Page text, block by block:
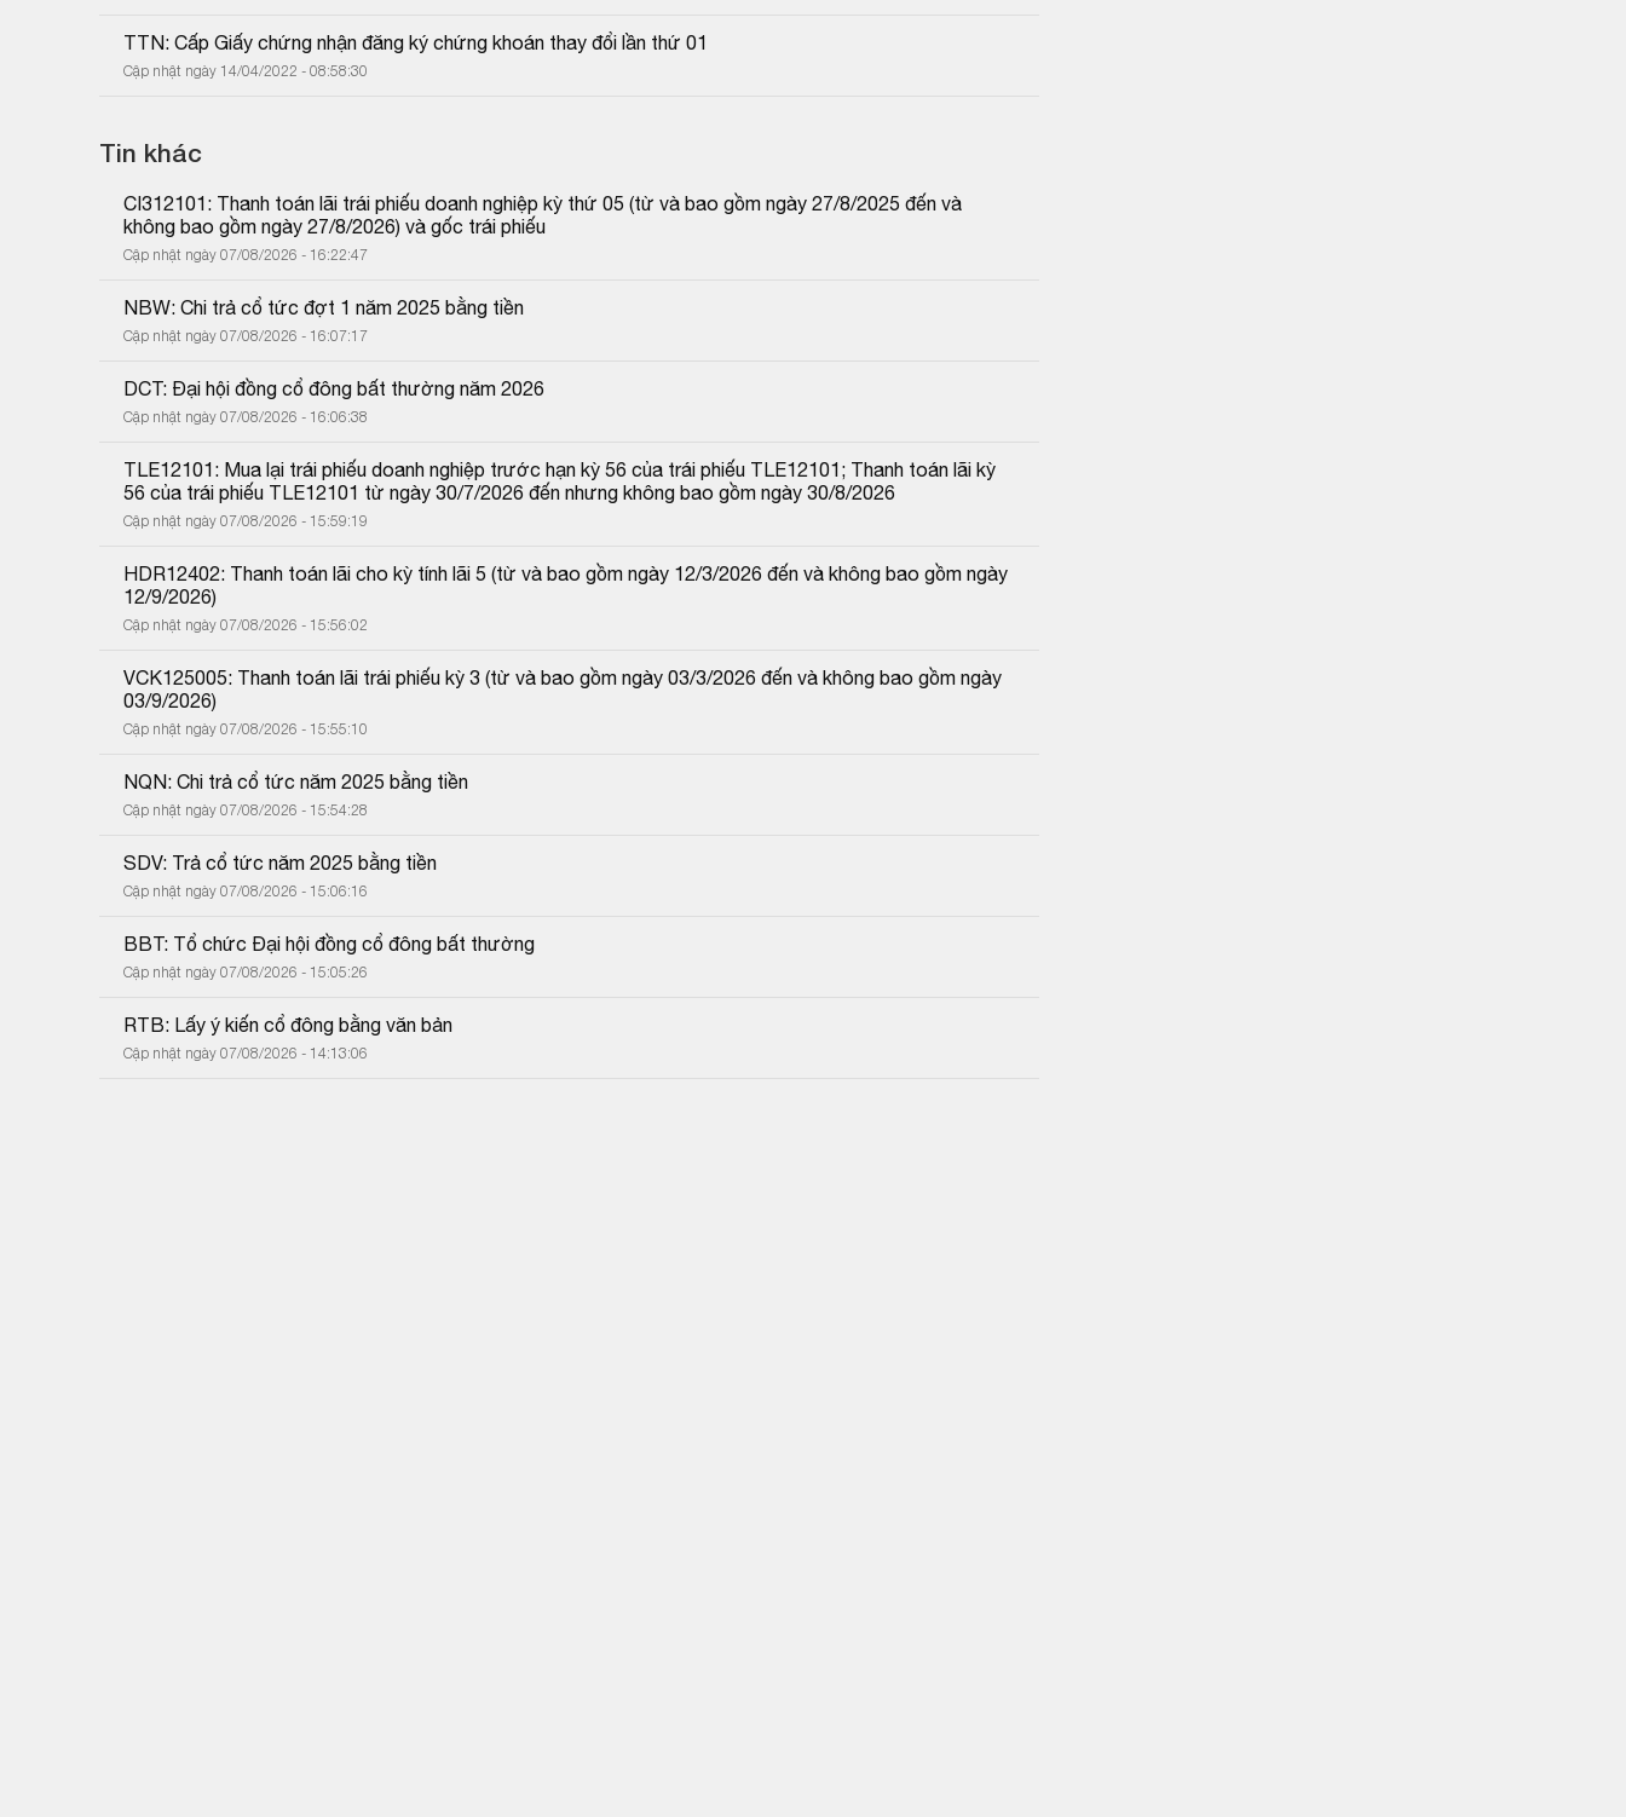
TTN: Cấp Giấy chứng nhận đăng ký chứng khoán thay đổi lần thứ 01
Cập nhật ngày 14/04/2022 - 08:58:30
Tin khác
CI312101: Thanh toán lãi trái phiếu doanh nghiệp kỳ thứ 05 (từ và bao gồm ngày 27/8/2025 đến và
không bao gồm ngày 27/8/2026) và gốc trái phiếu
Cập nhật ngày 07/08/2026 - 16:22:47
NBW: Chi trả cổ tức đợt 1 năm 2025 bằng tiền
Cập nhật ngày 07/08/2026 - 16:07:17
DCT: Đại hội đồng cổ đông bất thường năm 2026
Cập nhật ngày 07/08/2026 - 16:06:38
TLE12101: Mua lại trái phiếu doanh nghiệp trước hạn kỳ 56 của trái phiếu TLE12101; Thanh toán lãi kỳ
56 của trái phiếu TLE12101 từ ngày 30/7/2026 đến nhưng không bao gồm ngày 30/8/2026
Cập nhật ngày 07/08/2026 - 15:59:19
HDR12402: Thanh toán lãi cho kỳ tính lãi 5 (từ và bao gồm ngày 12/3/2026 đến và không bao gồm ngày
12/9/2026)
Cập nhật ngày 07/08/2026 - 15:56:02
VCK125005: Thanh toán lãi trái phiếu kỳ 3 (từ và bao gồm ngày 03/3/2026 đến và không bao gồm ngày
03/9/2026)
Cập nhật ngày 07/08/2026 - 15:55:10
NQN: Chi trả cổ tức năm 2025 bằng tiền
Cập nhật ngày 07/08/2026 - 15:54:28
SDV: Trả cổ tức năm 2025 bằng tiền
Cập nhật ngày 07/08/2026 - 15:06:16
BBT: Tổ chức Đại hội đồng cổ đông bất thường
Cập nhật ngày 07/08/2026 - 15:05:26
RTB: Lấy ý kiến cổ đông bằng văn bản
Cập nhật ngày 07/08/2026 - 14:13:06